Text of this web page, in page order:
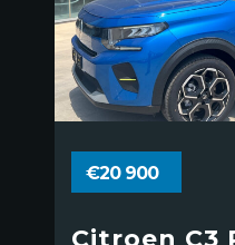
€20 900
Citroen C3